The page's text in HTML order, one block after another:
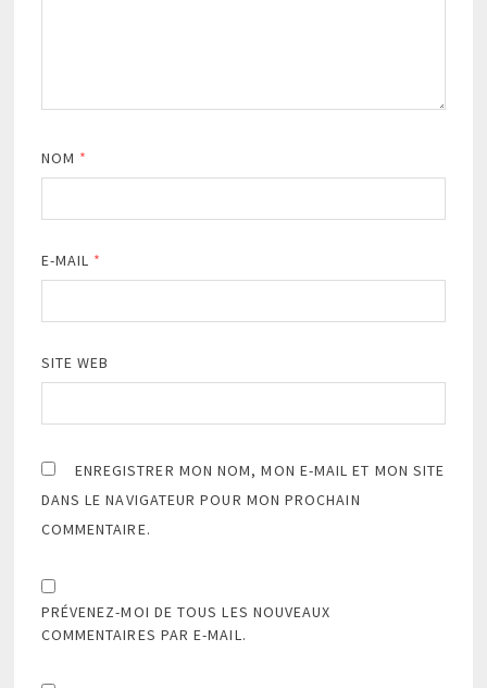
NOM *
E-MAIL *
SITE WEB
ENREGISTRER MON NOM, MON E-MAIL ET MON SITE
DANS LE NAVIGATEUR POUR MON PROCHAIN
COMMENTAIRE.
PRÉVENEZ-MOI DE TOUS LES NOUVEAUX
COMMENTAIRES PAR E-MAIL.